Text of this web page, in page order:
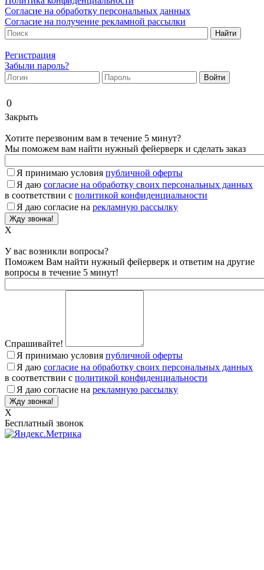
Согласие на обработку персональных данных
Согласие на получение рекламной рассылки
Регистрация
Забыли пароль?
0
Закрыть
Хотите перезвоним вам в течение 5 минут?
Мы поможем вам найти нужный фейерверк и сделать заказ
Я принимаю условия публичной оферты
Я даю согласие на обработку своих персональных данных
в соответствии с политикой конфиденциальности
Я даю согласие на рекламную рассылку
X
У вас возникли вопросы?
Поможем Вам найти нужный фейерверк и ответим на другие
вопросы в течение 5 минут!
Спрашивайте!
Я принимаю условия публичной оферты
Я даю согласие на обработку своих персональных данных
в соответствии с политикой конфиденциальности
Я даю согласие на рекламную рассылку
X
Бесплатный звонок